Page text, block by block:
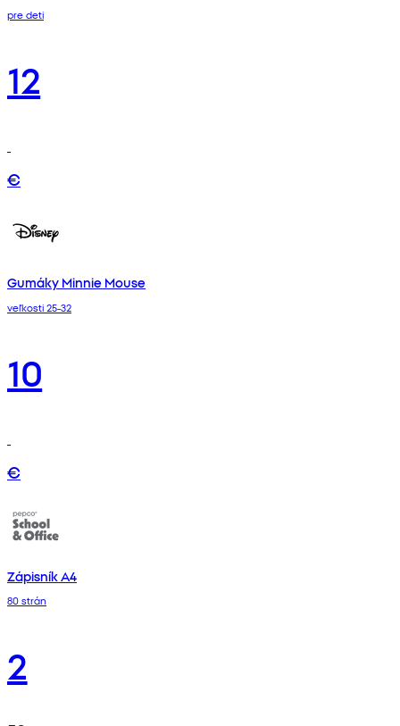
pre deti
12
€
Gumáky Minnie Mouse
veľkosti 25-32
10
€
Zápisník A4
80 strán
2